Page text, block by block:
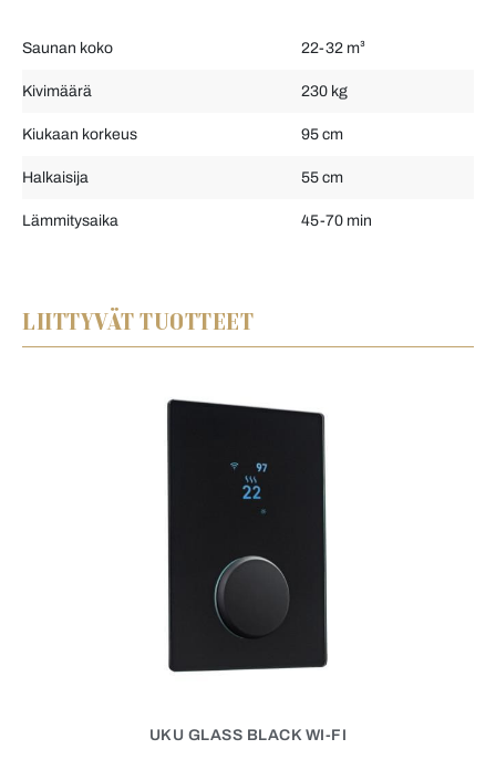
Saunan koko 22-32 m³
Kivimäärä 230 kg
Kiukaan korkeus 95 cm
Halkaisija 55 cm
Lämmitysaika 45-70 min
LIITTYVÄT TUOTTEET
UKU GLASS BLACK WI-FI